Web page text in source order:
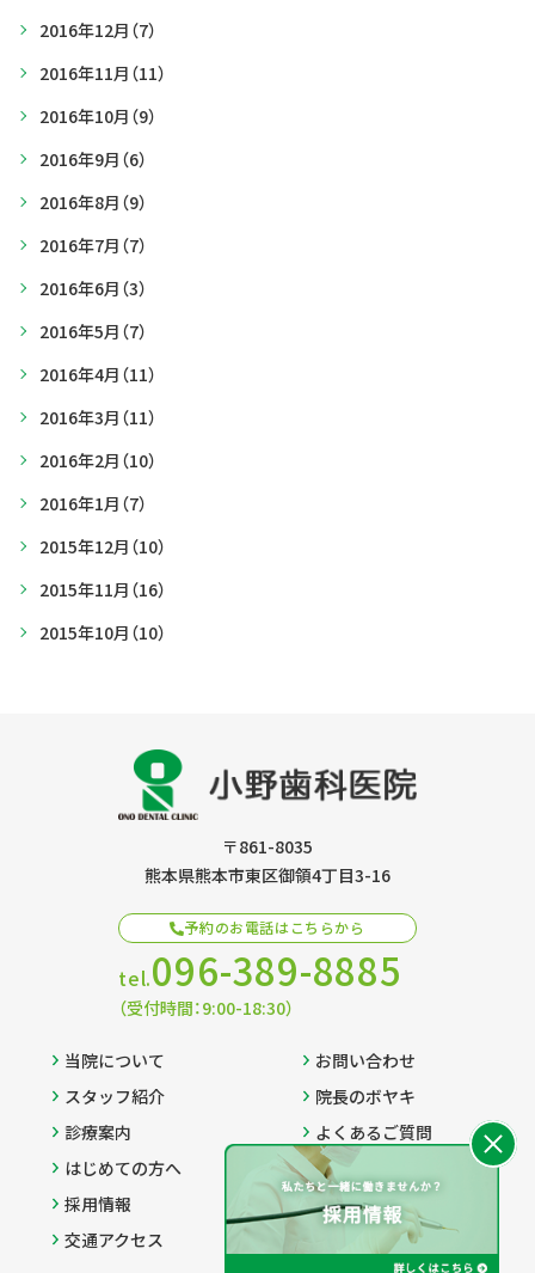
2016年12月 （7）
2016年11月 （11）
2016年10月 （9）
2016年9月 （6）
2016年8月 （9）
2016年7月 （7）
2016年6月 （3）
2016年5月 （7）
2016年4月 （11）
2016年3月 （11）
2016年2月 （10）
2016年1月 （7）
2015年12月 （10）
2015年11月 （16）
2015年10月 （10）
〒861-8035
熊本県熊本市東区御領4丁目3-16
予約のお電話はこちらから
tel.096-389-8885
（受付時間：9:00-18:30）
当院について
スタッフ紹介
診療案内
はじめての方へ
採用情報
交通アクセス
お問い合わせ
院長のボヤキ
よくあるご質問
プライバシーポリシー
サイトマップ